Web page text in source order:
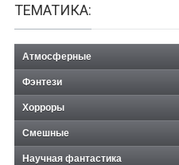
ТЕМАТИКА:
Атмосферные
Фэнтези
Хорроры
Смешные
Научная фантастика